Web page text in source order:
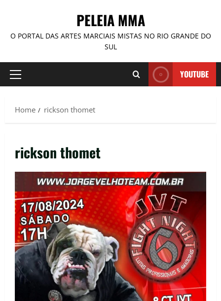
PELEIA MMA
O PORTAL DAS ARTES MARCIAIS MISTAS NO RIO GRANDE DO
SUL
YOUTUBE
Home rickson thomet
rickson thomet